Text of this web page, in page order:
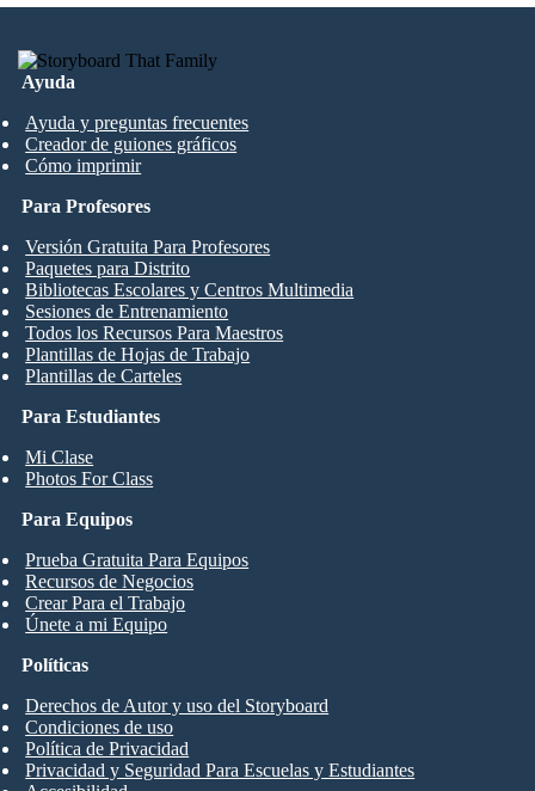
Ayuda
Ayuda y preguntas frecuentes
Creador de guiones gráficos
Cómo imprimir
Para Estudiantes
Mi Clase
Photos For Class
Para Profesores
Versión Gratuita Para Profesores
Paquetes para Distrito
Bibliotecas Escolares y Centros Multimedia
Sesiones de Entrenamiento
Todos los Recursos Para Maestros
Plantillas de Hojas de Trabajo
Plantillas de Carteles
Para Equipos
Prueba Gratuita Para Equipos
Recursos de Negocios
Crear Para el Trabajo
Únete a mi Equipo
Políticas
Derechos de Autor y uso del Storyboard
Condiciones de uso
Política de Privacidad
Privacidad y Seguridad Para Escuelas y Estudiantes